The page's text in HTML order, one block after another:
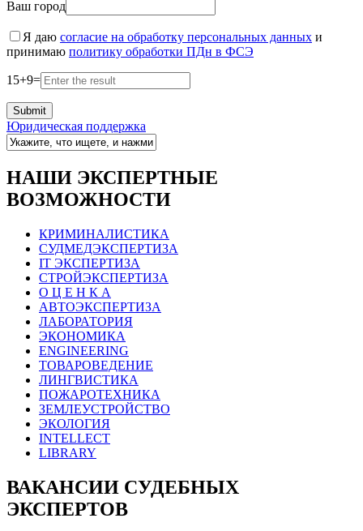
Ваш город
Я даю согласие на обработку персональных данных и
принимаю политику обработки ПДн в ФСЭ
15+9=
Юридическая поддержка
НАШИ ЭКСПЕРТНЫЕ
ВОЗМОЖНОСТИ
КРИМИНАЛИСТИКА
СУДМЕДЭКСПЕРТИЗА
IT ЭКСПЕРТИЗА
СТРОЙЭКСПЕРТИЗА
О Ц Е Н К А
АВТОЭКСПЕРТИЗА
ЛАБОРАТОРИЯ
ЭКОНОМИКА
ENGINEERING
ТОВАРОВЕДЕНИЕ
ЛИНГВИСТИКА
ПОЖАРОТЕХНИКА
ЗЕМЛЕУСТРОЙСТВО
ЭКОЛОГИЯ
INTELLECT
LIBRARY
ВАКАНСИИ СУДЕБНЫХ
ЭКСПЕРТОВ